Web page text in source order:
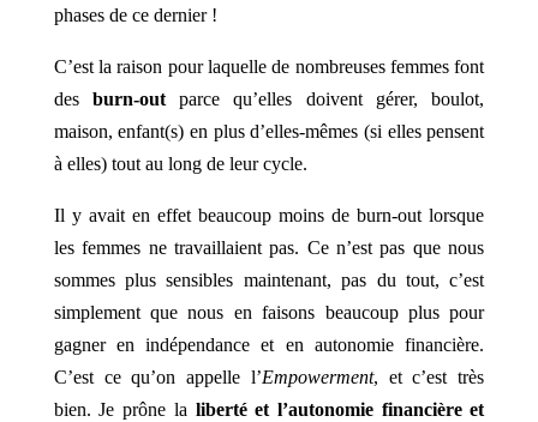
phases de ce dernier !
C’est la raison pour laquelle de nombreuses femmes font
desburn-out parce qu’elles doivent gérer, boulot,
maison, enfant(s) en plus d’elles-mêmes (si elles pensent
à elles) tout au long de leur cycle.
Il y avait en effet beaucoup moins de burn-out lorsque
les femmes ne travaillaient pas. Ce n’est pas que nous
sommes plus sensibles maintenant, pas du tout, c’est
simplement que nous en faisons beaucoup plus pour
gagner en indépendance et en autonomie financière.
C’est ce qu’on appelle l’Empowerment, et c’est très
bien. Je prône la liberté et l’autonomie financière et